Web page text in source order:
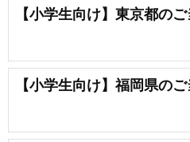
【小学生向け】東京都の
【小学生向け】福岡県の